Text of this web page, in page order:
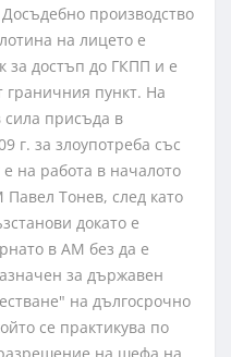
производство
на лицето е
за достъп до ГКПП и е
граничния пункт. На
сила присъда в
г. за злоупотреба със
на работа в началото
Тонев, след като
докато е
в АМ без да е
за държавен
на дългосрочно
се практикува по